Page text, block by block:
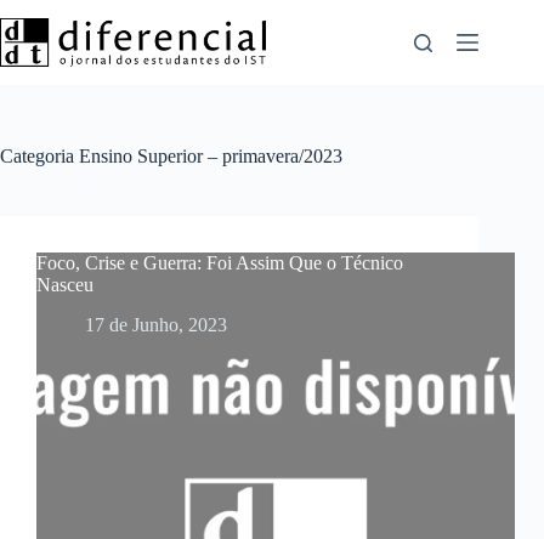
para
o
Categoria Ensino Superior – primavera/2023
Foco, Crise e Guerra: Foi Assim Que o Técnico
Nasceu
17 de Junho, 2023